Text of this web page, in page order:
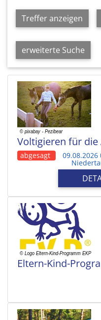
Treffer anzeigen
erweiterte Suche
Voltigieren für
abgesagt 09.08.2026
Eltern-Kind-